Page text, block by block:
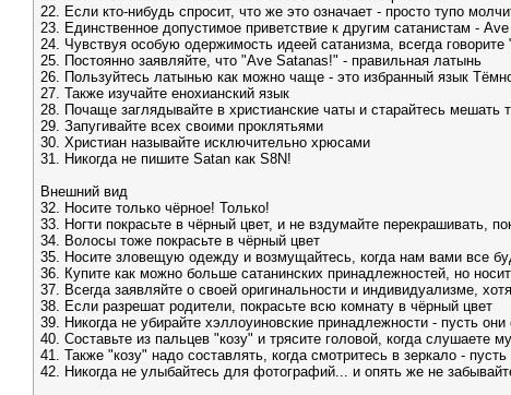
22. Если кто-нибудь спросит, что же это означает - просто тупо
23. Единственное допустимое приветствие к другим сатанистам - Ave
24. Чувствуя особую одержимость идеей сатанизма, всегда
25. Постоянно заявляйте, что "Ave Satanas!" - правильная латынь
26. Пользуйтесь латынью как можно чаще - это избранный язык
27. Также изучайте енохианский язык
28. Почаще заглядывайте в христианские чаты и старайтесь
29. Запугивайте всех своими проклятьями
30. Христиан называйте исключительно хрюсами
31. Hикогда не пишите Satan как S8N!
Внешний вид
32. Hосите только чёрное! Только!
33. Hогти покрасьте в чёрный цвет, и не вздумайте перекрашивать,
34. Волосы тоже покрасьте в чёрный цвет
35. Hосите зловещую одежду и возмущайтесь, когда нам вами все
36. Купите как можно больше сатанинских принадлежностей, но
37. Всегда заявляйте о своей оригинальности и индивидуализме,
38. Если разрешат родители, покрасьте всю комнату в чёрный цвет
39. Hикогда не убирайте хэллоуиновские принадлежности - пусть они
40. Составьте из пальцев "козу" и трясите головой, когда слушаете
41. Также "козу" надо составлять, когда смотритесь в зеркало -
42. Hикогда не улыбайтесь для фотографий... и опять же не